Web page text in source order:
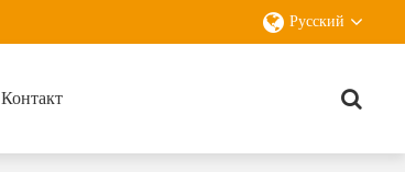
Русский
Контакт